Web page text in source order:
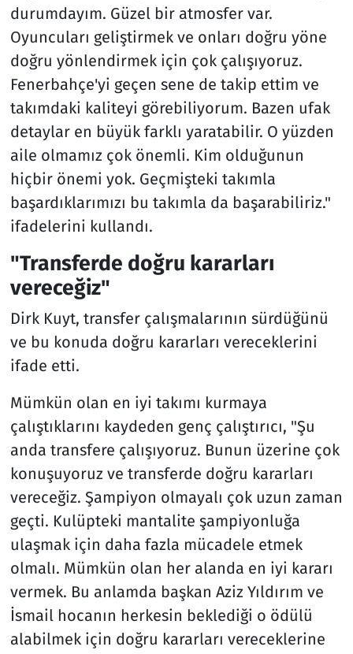
durumdayım. Güzel bir atmosfer var.
Oyuncuları geliştirmek ve onları doğru yöne
doğru yönlendirmek için çok çalışıyoruz.
Fenerbahçe'yi geçen sene de takip ettim ve
takımdaki kaliteyi görebiliyorum. Bazen ufak
detaylar en büyük farklı yaratabilir. O yüzden
aile olmamız çok önemli. Kim olduğunun
hiçbir önemi yok. Geçmişteki takımla
başardıklarımızı bu takımla da başarabiliriz."
ifadelerini kullandı.
"Transferde doğru kararları
vereceğiz"
Dirk Kuyt, transfer çalışmalarının sürdüğünü
ve bu konuda doğru kararları vereceklerini
ifade etti.
Mümkün olan en iyi takımı kurmaya
çalıştıklarını kaydeden genç çalıştırıcı, "Şu
anda transfere çalışıyoruz. Bunun üzerine çok
konuşuyoruz ve transferde doğru kararları
vereceğiz. Şampiyon olmayalı çok uzun zaman
geçti. Kulüpteki mantalite şampiyonluğa
ulaşmak için daha fazla mücadele etmek
olmalı. Mümkün olan her alanda en iyi kararı
vermek. Bu anlamda başkan Aziz Yıldırım ve
İsmail hocanın herkesin beklediği o ödülü
alabilmek için doğru kararları vereceklerine